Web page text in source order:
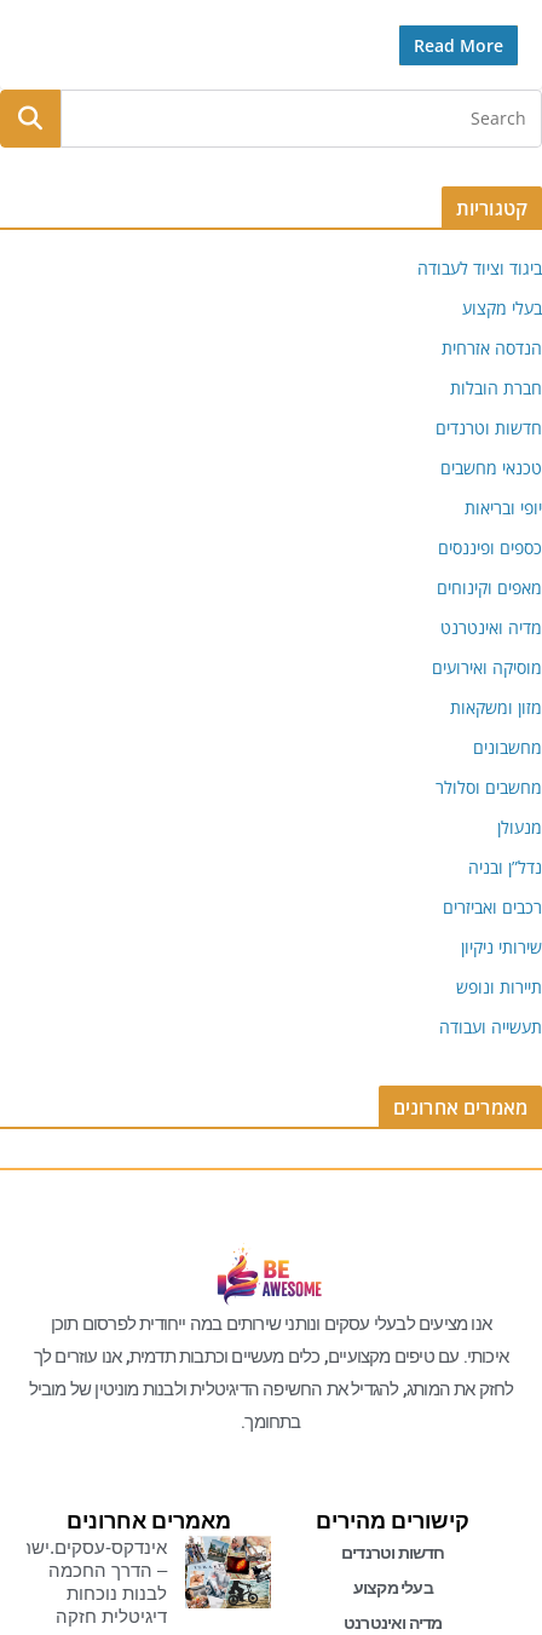
Read More
קטגוריות
ביגוד וציוד לעבודה
בעלי מקצוע
הנדסה אזרחית
חברת הובלות
חדשות וטרנדים
טכנאי מחשבים
יופי ובריאות
כספים ופיננסים
מאפים וקינוחים
מדיה ואינטרנט
מוסיקה ואירועים
מזון ומשקאות
מחשבונים
מחשבים וסלולר
מנעולן
נדל”ן ובניה
רכבים ואביזרים
שירותי ניקיון
תיירות ונופש
תעשייה ועבודה
מאמרים אחרונים
אנו מציעים לבעלי עסקים ונותני שירותים במה ייחודית לפרסום תוכן
איכותי. עם טיפים מקצועיים, כלים מעשיים וכתבות תדמית, אנו עוזרים לך
לחזק את המותג, להגדיל את החשיפה הדיגיטלית ולבנות מוניטין של מוביל
בתחומך.
קישורים מהירים
חדשות וטרנדים
בעלי מקצוע
מדיה ואינטרנט
מאמרים אחרונים
אינדקס-עסקים.ישראל
– הדרך החכמה
לבנות נוכחות
דיגיטלית חזקה